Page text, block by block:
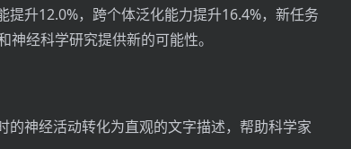
升12.0%，跨个体泛化能力提升16.4%，新任务
经科学研究提供新的可能性。
的神经活动转化为直观的文字描述，帮助科学家